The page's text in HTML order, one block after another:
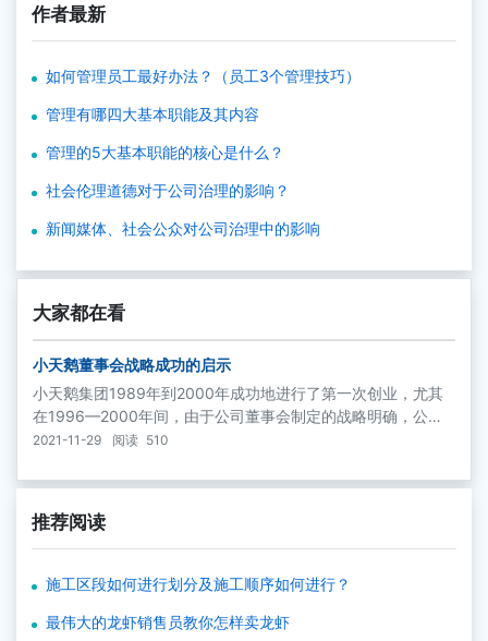
作者最新
如何管理员工最好办法？（员工3个管理技巧）
管理有哪四大基本职能及其内容
管理的5大基本职能的核心是什么？
社会伦理道德对于公司治理的影响？
新闻媒体、社会公众对公司治理中的影响
大家都在看
小天鹅董事会战略成功的启示
小天鹅集团1989年到2000年成功地进行了第一次创业，尤其
在1996—2000年间，由于公司董事会制定的战略明确，公司
规模快速扩张，净资产收益率基本呈现历年增加的趋势。
2021-11-29 阅读 510
推荐阅读
施工区段如何进行划分及施工顺序如何进行？
最伟大的龙虾销售员教你怎样卖龙虾